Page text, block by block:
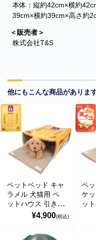
本体：縦約42cm×横約
39cm×横約39cm×高さ約
＜販売者＞
株式会社T&S
他にもこんな商品がありま
ペットベッド キャ
ラメル 犬猫用 ペ
ットハウス 引き出
し型 おもしろ イ
¥4,900(税込)
ペ
ケ
ッ
し
**年末年始休業日のお知ら
年12月31日～2025年1月5
荷は12月30日 13:00ご注文
す。休業期間中にいただき
しては、1月6日より順次対
便をおかけ致しますが、何
げます。
であるかのように装い、「